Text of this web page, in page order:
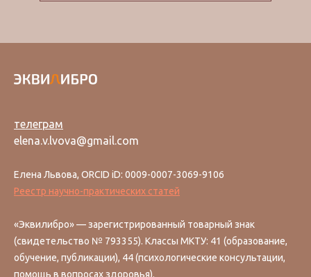
телеграм
elena.v.lvova@gmail.com
Елена Львова, ORCID iD: 0009-0007-3069-9106
Реестр научно-практических статей
«Эквилибро» — зарегистрированный товарный знак
(свидетельство № 793355). Классы МКТУ: 41 (образование,
обучение, публикации), 44 (психологические консультации,
помощь в вопросах здоровья).